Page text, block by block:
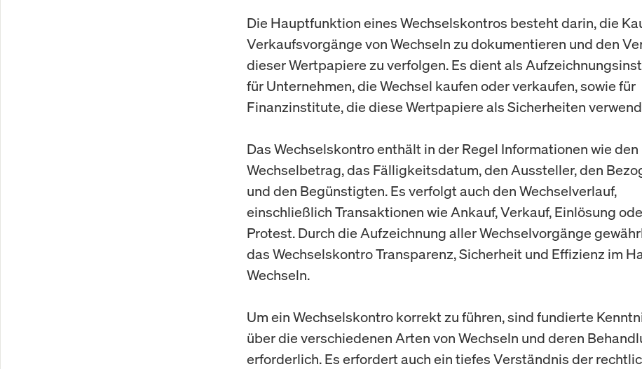
Die Hauptfunktion eines Wechselskontros besteht darin, die
Verkaufsvorgänge von Wechseln zu dokumentieren und den
dieser Wertpapiere zu verfolgen. Es dient als
für Unternehmen, die Wechsel kaufen oder verkaufen, sowie für
Finanzinstitute, die diese Wertpapiere als Sicherheiten
Das Wechselskontro enthält in der Regel Informationen wie den
Wechselbetrag, das Fälligkeitsdatum, den Aussteller, den
und den Begünstigten. Es verfolgt auch den Wechselverlauf,
einschließlich Transaktionen wie Ankauf, Verkauf, Einlösung
Protest. Durch die Aufzeichnung aller Wechselvorgänge
das Wechselskontro Transparenz, Sicherheit und Effizienz im
Wechseln.
Um ein Wechselskontro korrekt zu führen, sind fundierte
über die verschiedenen Arten von Wechseln und deren
erforderlich. Es erfordert auch ein tiefes Verständnis der